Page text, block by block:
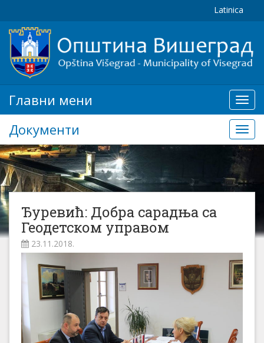
Latinica
мени
Главни мени
Документи
Ђуревић: Добра сарадња са
Геодетском управом
23.11.2018.